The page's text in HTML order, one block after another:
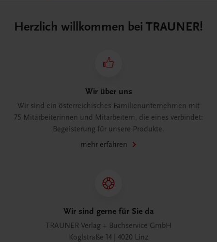
Herzlich willkommen bei TRAUNER!
Wir über uns
Wir sind ein österreichisches Familienunternehmen mit
75 Mitarbeiterinnen und Mitarbeitern, die eines verbindet:
Begeisterung für unsere Produkte.
mehr erfahren
Wir sind gerne für Sie da
TRAUNER Verlag + Buchservice GmbH
Köglstraße 14 | 4020 Linz